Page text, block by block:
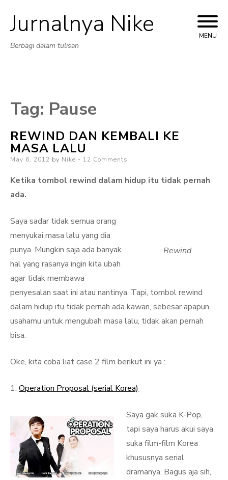
Skip
Jurnalnya Nike
Berbagi dalam tulisan
MENU
Tag: Pause
REWIND DAN KEMBALI KE
MASA LALU
Posted
May 6, 2012 by Nike 12 Comments
Ketika tombol rewind dalam hidup itu tidak pernah
ada.
Rewind
Saya sadar tidak semua orang
menyukai masa lalu yang dia
punya. Mungkin saja ada banyak
hal yang rasanya ingin kita ubah
agar tidak membawa
penyesalan saat ini atau nantinya. Tapi, tombol rewind
dalam hidup itu tidak pernah ada kawan, sebesar apapun
usahamu untuk mengubah masa lalu, tidak akan pernah
bisa.
Oke, kita coba liat case 2 film berikut ini ya :
1. Operation Proposal (serial Korea)
Saya gak suka K-Pop,
tapi saya harus akui saya
suka film-film Korea
khususnya serial
dramanya. Bagus aja sih,